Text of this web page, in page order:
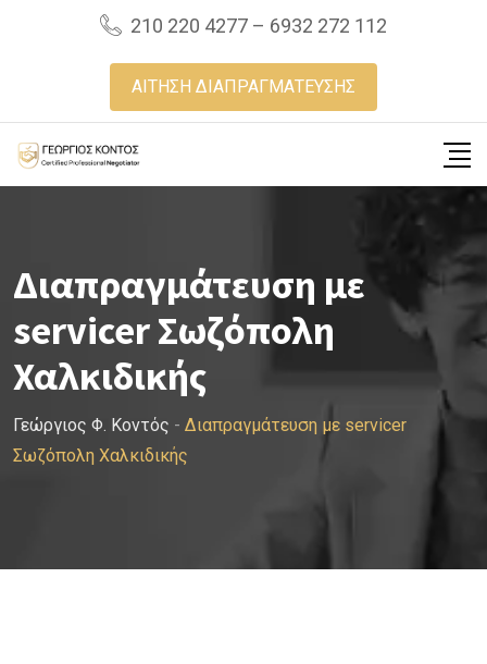
210 220 4277 – 6932 272 112
ΑΙΤΗΣΗ ΔΙΑΠΡΑΓΜΑΤΕΥΣΗΣ
Διαπραγμάτευση με
servicer Σωζόπολη
Χαλκιδικής
Γεώργιος Φ. Κοντός - Διαπραγμάτευση με servicer
Σωζόπολη Χαλκιδικής